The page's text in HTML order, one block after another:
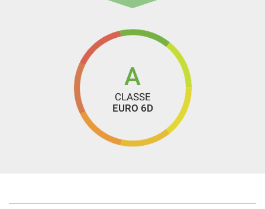
Specchietti laterali elettrici
Streaming musicale integrato
Volante in pelle
Volante multifunzione
A
CLASSE
EURO 6D